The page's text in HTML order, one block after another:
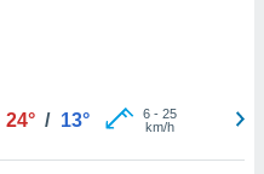
24° / 13° 6- 25
km/h